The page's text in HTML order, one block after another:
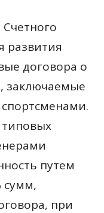
развития
договора о
заключаемые
путем
сумм,
при